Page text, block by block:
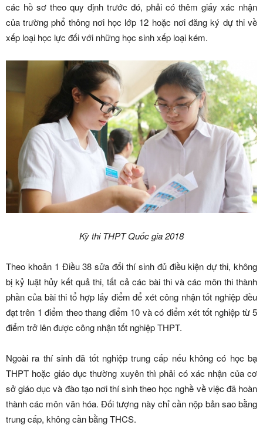
các hồ sơ theo quy định trước đó, phải có thêm giấy xác nhận
của trường phổ thông nơi học lớp 12 hoặc nơi đăng ký dự thi về
xếp loại học lực đối với những học sinh xếp loại kém.
Kỳ thi THPT Quốc gia 2018
Theo khoản 1 Điều 38 sửa đổi thí sinh đủ điều kiện dự thi, không
bị kỷ luật hủy kết quả thi, tất cả các bài thi và các môn thi thành
phần của bài thi tổ hợp lấy điểm để xét công nhận tốt nghiệp đều
đạt trên 1 điểm theo thang điểm 10 và có điểm xét tốt nghiệp từ 5
điểm trở lên được công nhận tốt nghiệp THPT.
Ngoài ra thí sinh đã tốt nghiệp trung cấp nếu không có học bạ
THPT hoặc giáo dục thường xuyên thì phải có xác nhận của cơ
sở giáo dục và đào tạo nơi thí sinh theo học nghề về việc đã hoàn
thành các môn văn hóa. Đối tượng này chỉ cần nộp bản sao bằng
trung cấp, không cần bằng THCS.